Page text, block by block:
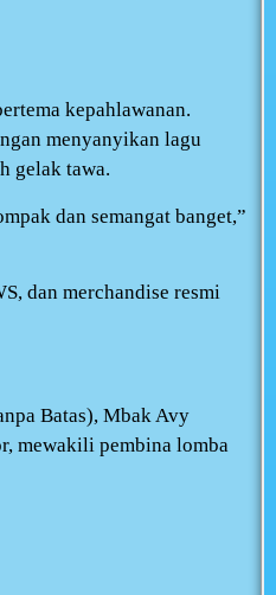
kepahlawanan.
menyanyikan lagu
gelak tawa.
dan semangat banget,”
dan merchandise resmi
Batas), Mbak Avy
mewakili pembina lomba